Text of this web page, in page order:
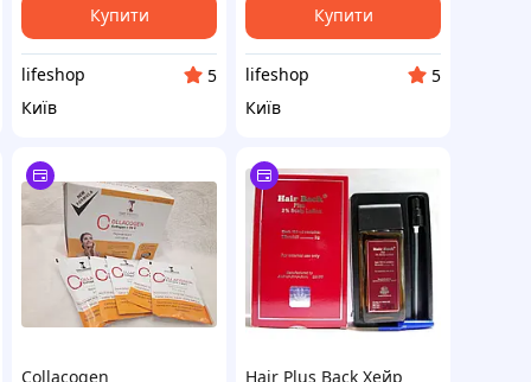
Купити
lifeshop
5
Київ
Купити
lifeshop
5
Київ
Collacogen
Hair Plus Back Хейр